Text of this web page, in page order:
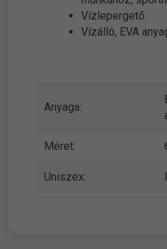
Vízlepergető
Vízálló, EVA
Anyaga:
Méret:
Uniszex: